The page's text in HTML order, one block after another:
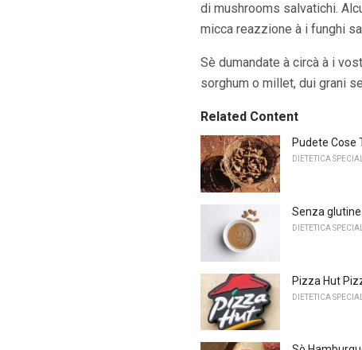
di mushrooms salvatichi.
micca reazzione à i funghi
Sè dumandate à circà à i
sorghum o millet, dui grani
Related Content
Pudete Cose
DIETETICA
Senza
DIETETICA
Pizza Hut
DIETETICA